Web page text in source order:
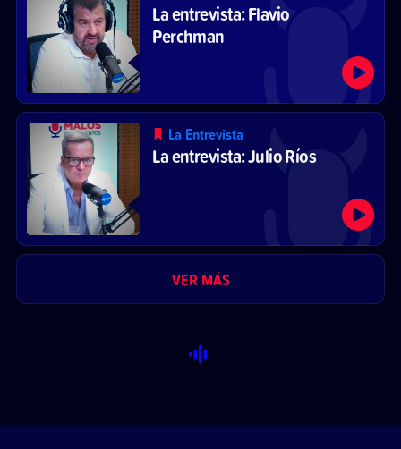
La entrevista: Flavio
Perchman
La Entrevista
La entrevista: Julio Ríos
VER MÁS